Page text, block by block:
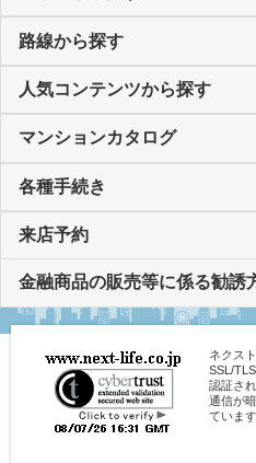
路線から探す
人気コンテンツから探す
マンションカタログ
各種手続き
来店予約
金融商品の販売等に係る勧誘
ネクス
SSL/
認証さ
通信が
ています